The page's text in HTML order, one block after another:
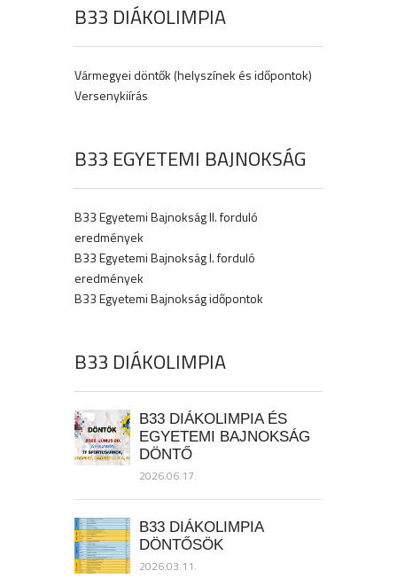
B33 DIÁKOLIMPIA
Vármegyei döntők (helyszínek és időpontok)
Versenykiírás
B33 EGYETEMI BAJNOKSÁG
B33 Egyetemi Bajnokság II. forduló
eredmények
B33 Egyetemi Bajnokság I. forduló
eredmények
B33 Egyetemi Bajnokság időpontok
B33 DIÁKOLIMPIA
B33 DIÁKOLIMPIA ÉS
EGYETEMI BAJNOKSÁG
DÖNTŐ
2026.06.17.
B33 DIÁKOLIMPIA
DÖNTŐSÖK
2026.03.11.